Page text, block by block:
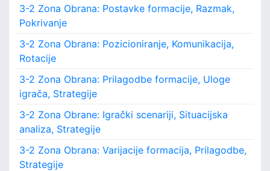
h
o
3-2 Zona Obrana: Postavke formacije, Razmak,
Pokrivanje
3-2 Zona Obrana: Pozicioniranje, Komunikacija,
Rotacije
3-2 Zona Obrana: Prilagodbe formacije, Uloge
igrača, Strategije
3-2 Zona Obrane: Igrački scenariji, Situacijska
analiza, Strategije
3-2 Zona Obrana: Varijacije formacija, Prilagodbe,
Strategije